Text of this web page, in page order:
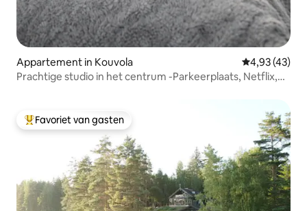
Appartement in Kouvola Gemiddelde
4,93 (43)
Prachtige studio in het centrum -Parkeerplaats, Netflix,
Topfavoriet van gasten
Favoriet van gasten